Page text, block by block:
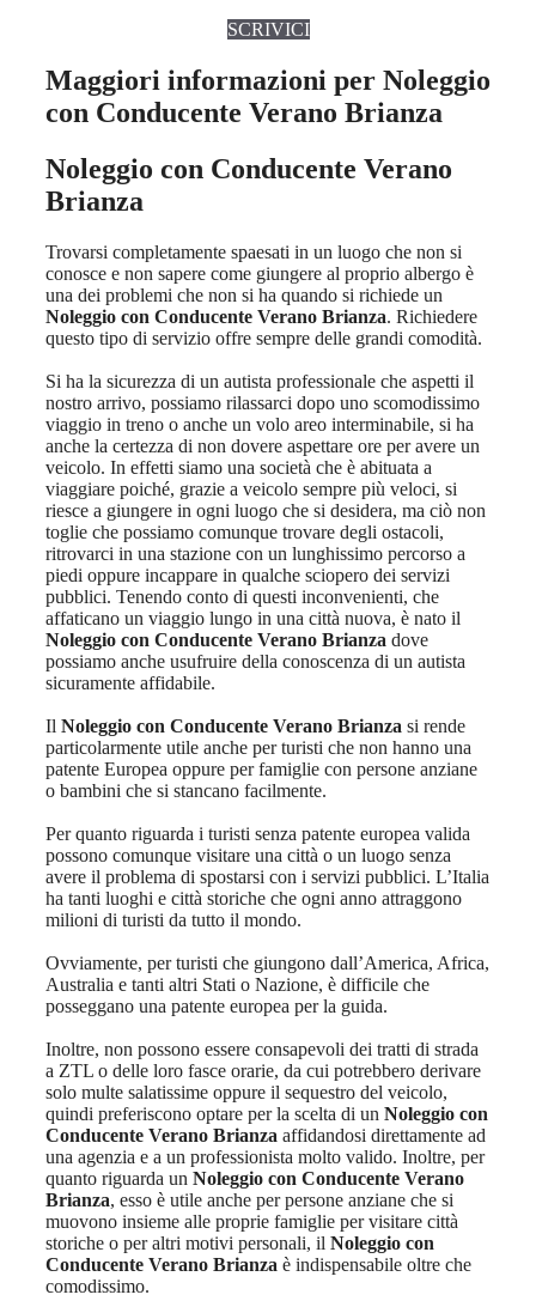
SCRIVICI
Maggiori informazioni per Noleggio
con Conducente Verano Brianza
Noleggio con Conducente Verano
Brianza
Trovarsi completamente spaesati in un luogo che non si
conosce e non sapere come giungere al proprio albergo è
una dei problemi che non si ha quando si richiede un
Noleggio con Conducente Verano Brianza. Richiedere
questo tipo di servizio offre sempre delle grandi comodità.
Si ha la sicurezza di un autista professionale che aspetti il
nostro arrivo, possiamo rilassarci dopo uno scomodissimo
viaggio in treno o anche un volo areo interminabile, si ha
anche la certezza di non dovere aspettare ore per avere un
veicolo. In effetti siamo una società che è abituata a
viaggiare poiché, grazie a veicolo sempre più veloci, si
riesce a giungere in ogni luogo che si desidera, ma ciò non
toglie che possiamo comunque trovare degli ostacoli,
ritrovarci in una stazione con un lunghissimo percorso a
piedi oppure incappare in qualche sciopero dei servizi
pubblici. Tenendo conto di questi inconvenienti, che
affaticano un viaggio lungo in una città nuova, è nato il
Noleggio con Conducente Verano Brianza dove
possiamo anche usufruire della conoscenza di un autista
sicuramente affidabile.
Il Noleggio con Conducente Verano Brianza si rende
particolarmente utile anche per turisti che non hanno una
patente Europea oppure per famiglie con persone anziane
o bambini che si stancano facilmente.
Per quanto riguarda i turisti senza patente europea valida
possono comunque visitare una città o un luogo senza
avere il problema di spostarsi con i servizi pubblici. L’Italia
ha tanti luoghi e città storiche che ogni anno attraggono
milioni di turisti da tutto il mondo.
Ovviamente, per turisti che giungono dall’America, Africa,
Australia e tanti altri Stati o Nazione, è difficile che
posseggano una patente europea per la guida.
Inoltre, non possono essere consapevoli dei tratti di strada
a ZTL o delle loro fasce orarie, da cui potrebbero derivare
solo multe salatissime oppure il sequestro del veicolo,
quindi preferiscono optare per la scelta di un Noleggio con
Conducente Verano Brianza affidandosi direttamente ad
una agenzia e a un professionista molto valido. Inoltre, per
quanto riguarda un Noleggio con Conducente Verano
Brianza, esso è utile anche per persone anziane che si
muovono insieme alle proprie famiglie per visitare città
storiche o per altri motivi personali, il Noleggio con
Conducente Verano Brianza è indispensabile oltre che
comodissimo.